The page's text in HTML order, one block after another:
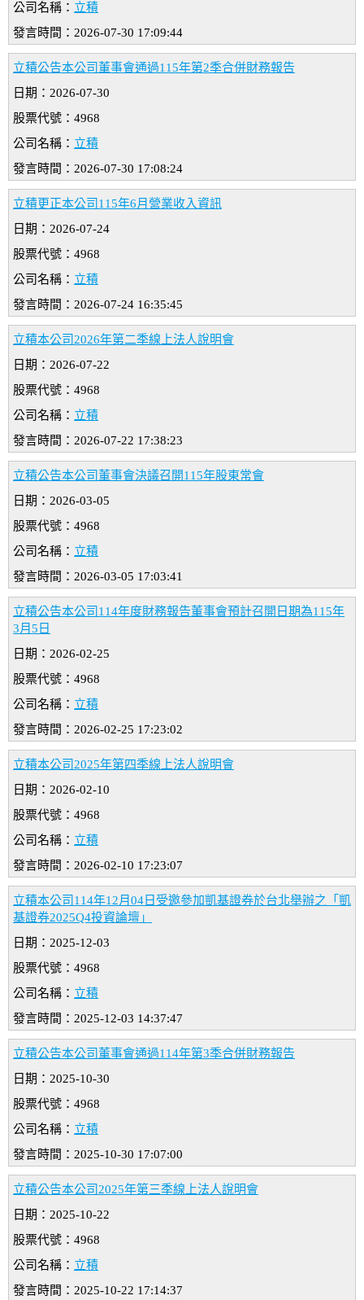
公司名稱： 立積
發言時間：2026-07-30 17:09:44
立積公告本公司董事會通過115年第2季合併財務報告
日期：2026-07-30
股票代號：4968
公司名稱： 立積
發言時間：2026-07-30 17:08:24
立積更正本公司115年6月營業收入資訊
日期：2026-07-24
股票代號：4968
公司名稱： 立積
發言時間：2026-07-24 16:35:45
立積本公司2026年第二季線上法人說明會
日期：2026-07-22
股票代號：4968
公司名稱： 立積
發言時間：2026-07-22 17:38:23
立積公告本公司董事會決議召開115年股東常會
日期：2026-03-05
股票代號：4968
公司名稱： 立積
發言時間：2026-03-05 17:03:41
立積公告本公司114年度財務報告董事會預計召開日期為115年
3月5日
日期：2026-02-25
股票代號：4968
公司名稱： 立積
發言時間：2026-02-25 17:23:02
立積本公司2025年第四季線上法人說明會
日期：2026-02-10
股票代號：4968
公司名稱： 立積
發言時間：2026-02-10 17:23:07
立積本公司114年12月04日受邀參加凱基證券於台北舉辦之「凱
基證券2025Q4投資論壇」
日期：2025-12-03
股票代號：4968
公司名稱： 立積
發言時間：2025-12-03 14:37:47
立積公告本公司董事會通過114年第3季合併財務報告
日期：2025-10-30
股票代號：4968
公司名稱： 立積
發言時間：2025-10-30 17:07:00
立積公告本公司2025年第三季線上法人說明會
日期：2025-10-22
股票代號：4968
公司名稱： 立積
發言時間：2025-10-22 17:14:37